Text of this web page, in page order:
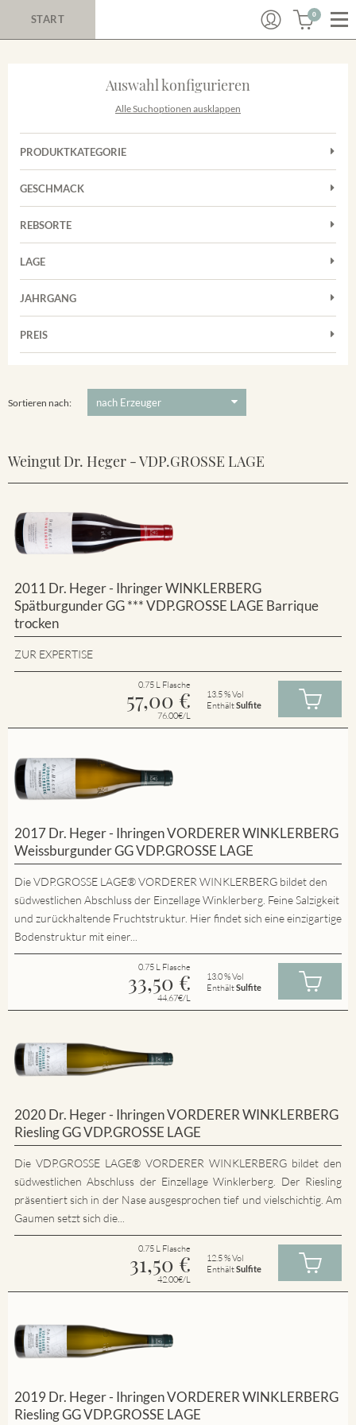
START 0
Auswahl konfigurieren
Alle Suchoptionen ausklappen
PRODUKTKATEGORIE
Cuvées
Rosé
Weißwein
GESCHMACK
Trocken
REBSORTE
Chardonnay
Grauburgunder
Riesling
LAGE
Achkarrer Schlossberg
Vorderer Winklerberg
Winklerberg Hinter Winklen
JAHRGANG
PREIS
Sortieren nach:
Weingut Dr. Heger - VDP.GROSSE LAGE
2011 Dr. Heger - Ihringer WINKLERBERG
Spätburgunder GG *** VDP.GROSSE LAGE Barrique
trocken
ZUR EXPERTISE
0.75 L Flasche
57,00 €
76.00€/L
13.5 % Vol
EnthältSulfite
2017 Dr. Heger - Ihringen VORDERER WINKLERBERG
Weissburgunder GG VDP.GROSSE LAGE
Die VDP.GROSSE LAGE® VORDERER WINKLERBERG bildet den
südwestlichen Abschluss der Einzellage Winklerberg. Feine Salzigkeit
und zurückhaltende Fruchtstruktur. Hier findet sich eine einzigartige
Bodenstruktur mit einer...
0.75 L Flasche
33,50 €
44.67€/L
13.0 % Vol
EnthältSulfite
2020 Dr. Heger - Ihringen VORDERER WINKLERBERG
Riesling GG VDP.GROSSE LAGE
Die VDP.GROSSE LAGE® VORDERER WINKLERBERG bildet den
südwestlichen Abschluss der Einzellage Winklerberg. Der Riesling
präsentiert sich in der Nase ausgesprochen tief und vielschichtig. Am
Gaumen setzt sich die...
0.75 L Flasche
31,50 €
42.00€/L
12.5 % Vol
EnthältSulfite
2019 Dr. Heger - Ihringen VORDERER WINKLERBERG
Riesling GG VDP.GROSSE LAGE